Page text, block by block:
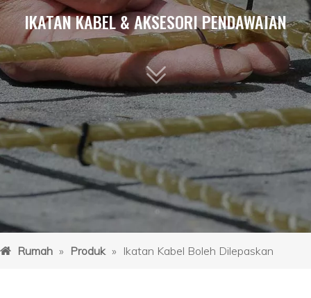
IKATAN KABEL & AKSESORI PENDAWAIAN
Rumah » Produk » Ikatan Kabel Boleh Dilepaskan